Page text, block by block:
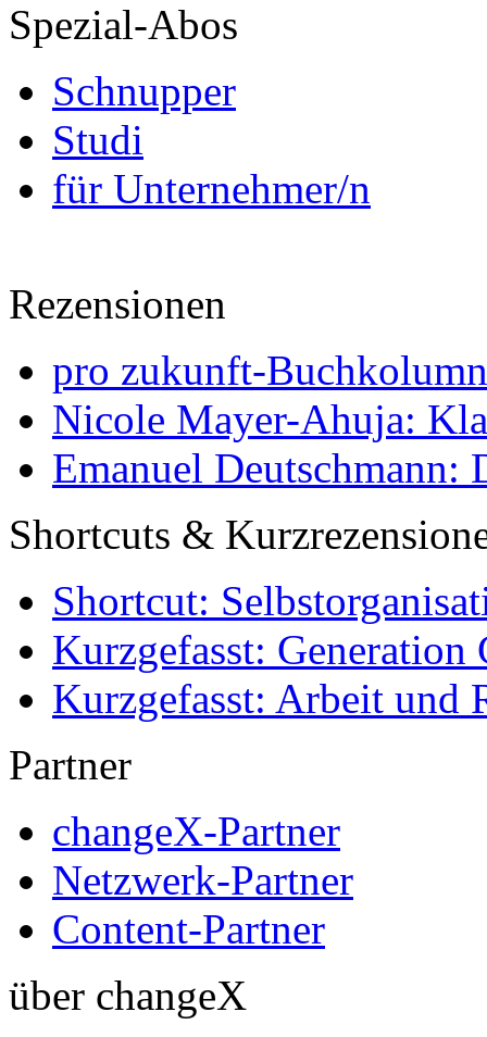
Spezial-Abos
Schnupper
Studi
für Unternehmer/n
Rezensionen
pro zukunft-
Nicole Mayer-Ahuja:
Emanuel Deutschmann:
Shortcuts &
Shortcut:
Kurzgefasst: Generation
Kurzgefasst: Arbeit und
Partner
changeX-Partner
Netzwerk-Partner
Content-Partner
über changeX